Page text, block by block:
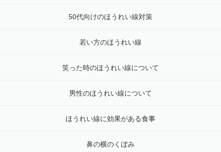
50代向けのほうれい線対策
若い方のほうれい線
笑った時のほうれい線について
男性のほうれい線について
ほうれい線に効果がある食事
鼻の横のくぼみ